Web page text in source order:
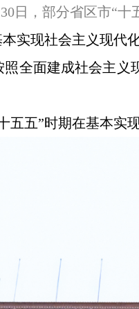
日，部分省区市“
实现社会主义现代
全面建成社会主义
五五”时期在基本实